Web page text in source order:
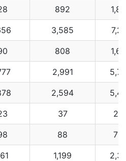
892
3,585
808
2,991
2,594
37
88
1,199